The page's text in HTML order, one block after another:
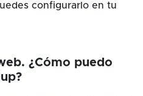
configurarlo en tu
¿Cómo puedo